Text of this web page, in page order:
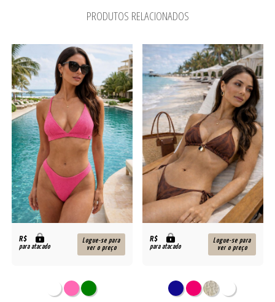
PRODUTOS RELACIONADOS
R$
para atacado
Logue-se para
ver o preço
R$
para atacado
Logue-se para
ver o preço